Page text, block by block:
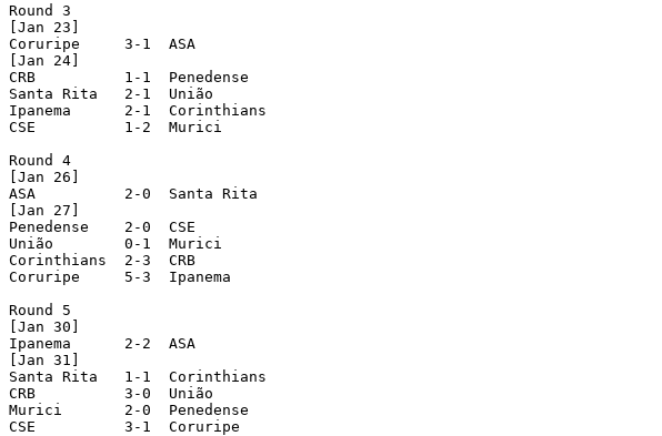
Round 3
[Jan 23]
Coruripe     3-1  ASA
[Jan 24]
CRB	     1-1  Penedense
Santa Rita   2-1  União
Ipanema      2-1  Corinthians
CSE	     1-2  Murici
Round 4
[Jan 26]
ASA	     2-0  Santa Rita
[Jan 27]
Penedense    2-0  CSE
União	     0-1  Murici
Corinthians  2-3  CRB
Coruripe     5-3  Ipanema
Round 5
[Jan 30]
Ipanema      2-2  ASA
[Jan 31]
Santa Rita   1-1  Corinthians
CRB	     3-0  União
Murici	     2-0  Penedense
CSE	     3-1  Coruripe